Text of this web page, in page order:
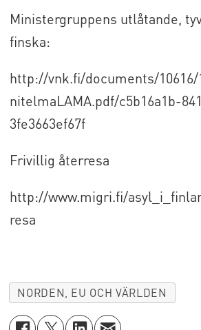
Ministergruppens utlåtande,
finska:
http://vnk.fi/documents/10616/
nitelmaLAMA.pdf/c5b16a1b-
3fe3663ef67f
Frivillig återresa
http://www.migri.fi/
resa
NORDEN, EU OCH VÄRLDEN